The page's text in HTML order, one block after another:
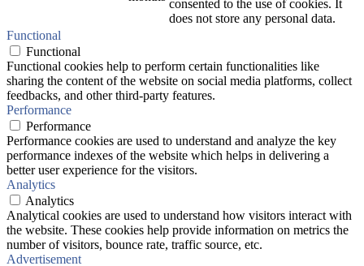
consented to the use of cookies. It
does not store any personal data.
Functional
Functional
Functional cookies help to perform certain functionalities like
sharing the content of the website on social media platforms, collect
feedbacks, and other third-party features.
Performance
Performance
Performance cookies are used to understand and analyze the key
performance indexes of the website which helps in delivering a
better user experience for the visitors.
Analytics
Analytics
Analytical cookies are used to understand how visitors interact with
the website. These cookies help provide information on metrics the
number of visitors, bounce rate, traffic source, etc.
Advertisement